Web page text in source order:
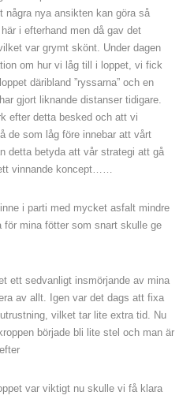
några nya ansikten kan göra så
i efterhand men då gav det
var grymt skönt. Under dagen
om hur vi låg till i loppet, vi fick
däribland ”ryssarna” och en
gjort liknande distanser tidigare.
efter detta besked och att vi
de som låg före innebar att vårt
detta betyda att vår strategi att gå
vinnande koncept……
i parti med mycket asfalt mindre
för mina fötter som snart skulle ge
ett sedvanligt insmörjande av mina
av allt. Igen var det dags att fixa
vilket tar lite extra tid. Nu
började bli lite stel och man är
var viktigt nu skulle vi få klara